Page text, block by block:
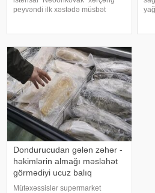
peyvəndi ilk xəstədə müsbət
Epidemiologiya və Mikrobiologiya
Mərkəzini
Dondurucudan gələn zəhər -
həkimlərin almağı məsləhət
görmədiyi ucuz balıq
Mütəxəssislər supermarket